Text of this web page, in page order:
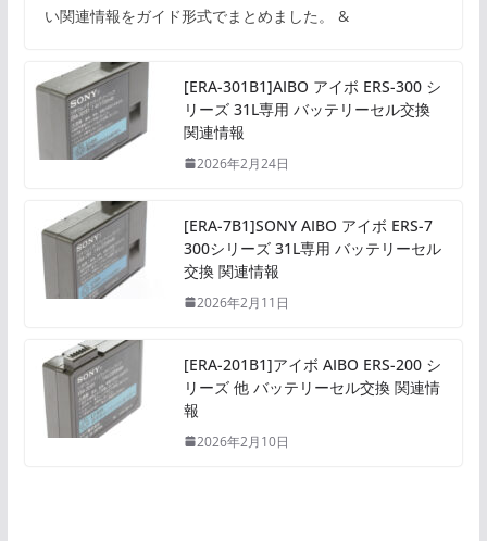
い関連情報をガイド形式でまとめました。 &
[ERA-301B1]AIBO アイボ ERS-300 シ
リーズ 31L専用 バッテリーセル交換
関連情報
2026年2月24日
[ERA-7B1]SONY AIBO アイボ ERS-7
300シリーズ 31L専用 バッテリーセル
交換 関連情報
2026年2月11日
[ERA-201B1]アイボ AIBO ERS-200 シ
リーズ 他 バッテリーセル交換 関連情
報
2026年2月10日